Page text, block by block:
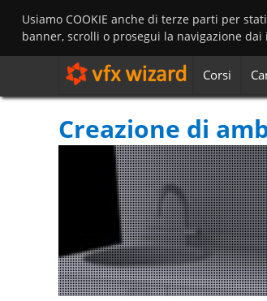
Usiamo COOKIE anche di terze parti per
banner, scrolli o prosegui la navigazione dai
Corsi
Creazione di